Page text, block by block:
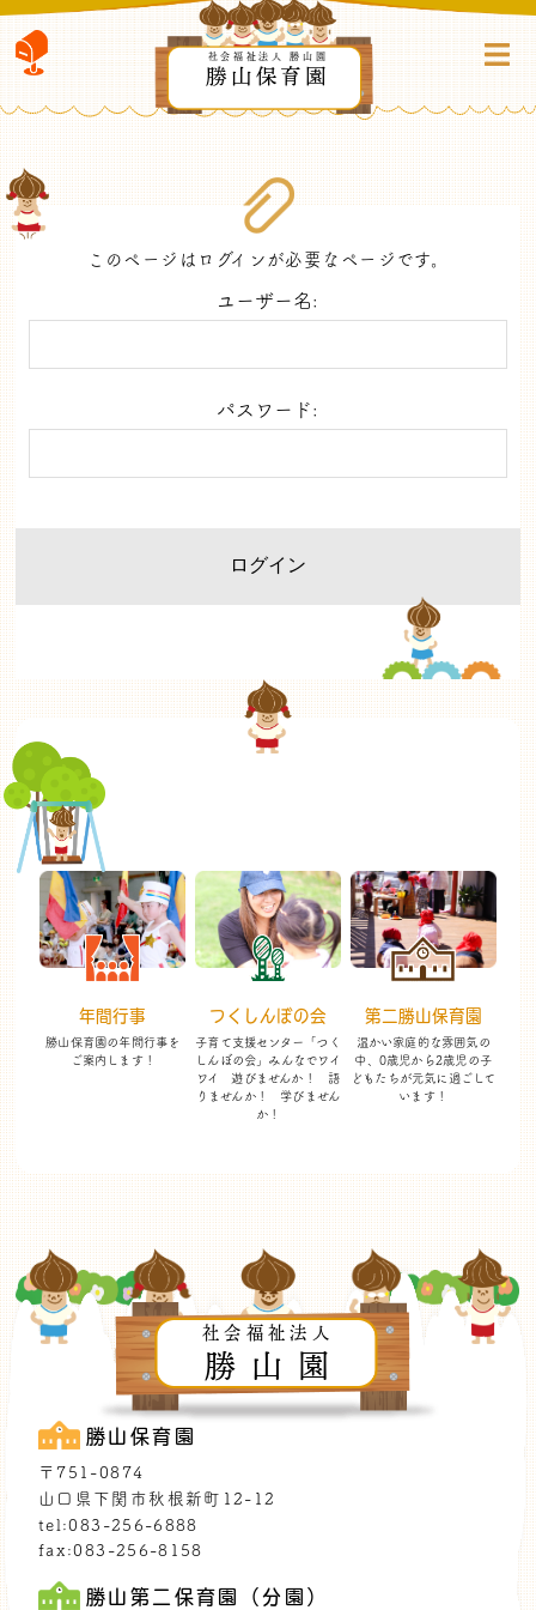
社会福祉法人 勝山園
勝山保育園
このページはログインが必要なページです。
ユーザー名:
パスワード:
年間行事
勝山保育園の年間行事を
ご案内します！
つくしんぼの会
子育て支援センター「つく
しんぼの会」 みんなでワイ
ワイ 遊びませんか！
語
りませんか！ 学びません
か！
第二勝山保育園
温かい家庭的な雰囲気の
中、 0歳児から2歳児の子
どもたちが元気に過ごして
います！
社会福祉法人
勝山園
勝山保育園
〒751-0874
山口県下関市秋根新町12-12
tel:083-256-6888
fax:083-256-8158
勝山第二保育園（分園）